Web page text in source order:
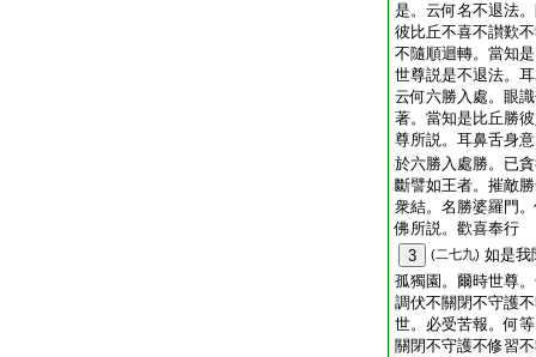
是。云何名不退法
彼比丘不喜不讃歎
不隨順迴轉。當知
世尊説是不退法。
云何六勝入處。眼
著。當知是比丘勝
尊所説。耳鼻舌身
於六勝入處勝。已
斷譬如王者。摧敵
衆結。名勝婆羅門
佛所説。歡喜奉行
3
(二七九) 如是我
孤獨園。爾時世尊
調伏不關閉不守護
世。必受苦報。何
關閉不守護不修習